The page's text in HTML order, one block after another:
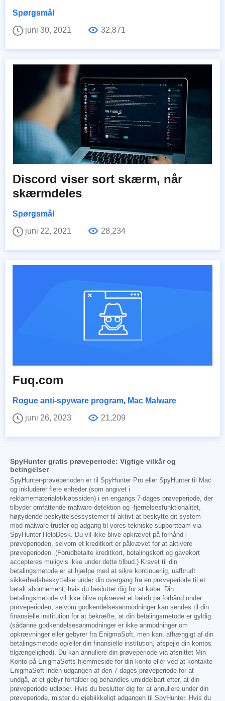
Spørgsmål
juni 30, 2021
32,871
Discord viser sort skærm, når
skærmdeles
Spørgsmål
juni 22, 2021
28,234
Fuq.com
Rogue anti-spyware program, Mac Malware
juni 26, 2023
21,209
SpyHunter gratis prøveperiode: Vigtige vilkår og
betingelser
SpyHunter-prøveperioden er til SpyHunter Pro eller SpyHunter til Mac
og inkluderer flere enheder (som angivet i
reklamematerialet/købssiden) i en engangs 7-dages prøveperiode, der
tilbyder omfattende malware-detektion og -fjernelsesfunktionalitet,
højtydende beskyttelsessystemer til aktivt at beskytte dit system
mod malware-trusler og adgang til vores tekniske supportteam via
SpyHunter HelpDesk. Du vil ikke blive opkrævet på forhånd i
prøveperioden, selvom et kreditkort er påkrævet for at aktivere
prøveperioden. (Forudbetalte kreditkort, betalingskort og gavekort
accepteres muligvis ikke under dette tilbud.) Kravet til din
betalingsmetode er at hjælpe med at sikre kontinuerlig, uafbrudt
sikkerhedsbeskyttelse under din overgang fra en prøveperiode til et
betalt abonnement, hvis du beslutter dig for at købe. Din
betalingsmetode vil ikke blive opkrævet et beløb på forhånd under
prøveperioden, selvom godkendelsesanmodninger kan sendes til din
finansielle institution for at bekræfte, at din betalingsmetode er gyldig
(sådanne godkendelsesanmodninger er ikke anmodninger om
opkrævninger eller gebyrer fra EnigmaSoft, men kan, afhængigt af din
betalingsmetode og/eller din finansielle institution, afspejle din kontos
tilgængelighed). Du kan annullere din prøveperiode via afsnittet Min
Konto på EnigmaSofts hjemmeside for din konto eller ved at kontakte
EnigmaSoft inden udgangen af den 7-dages prøveperiode for at
undgå, at et gebyr forfalder og behandles umiddelbart efter, at din
prøveperiode udløber. Hvis du beslutter dig for at annullere under din
prøveperiode, mister du øjeblikkeligt adgangen til SpyHunter. Hvis du